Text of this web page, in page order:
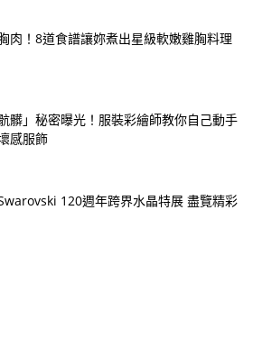
肉！8道食譜讓妳煮出星級軟嫩雞胸料理
髒」秘密曝光！服裝彩繪師教你自己動手
感服飾
120週年跨界水晶特展 盡覽精彩